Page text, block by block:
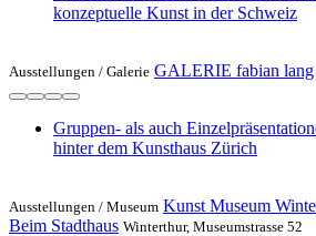
konzeptuelle Kunst in der Schweiz
Ausstellungen / Galerie GALERIE fabian lang
Gruppen- als auch
hinter dem Kunsthaus Zürich
Ausstellungen / Museum Kunst Museum
Beim Stadthaus Winterthur, Museumstrasse 52